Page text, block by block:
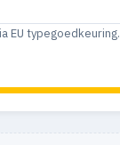
EU typegoedkeuring.